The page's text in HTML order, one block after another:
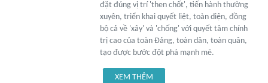
đặt đúng vị trí 'then chốt', tiến hành thường
xuyên, triển khai quyết liệt, toàn diện, đồng
bộ cả về 'xây' và 'chống' với quyết tâm chính
trị cao của toàn Đảng, toàn dân, toàn quân,
tạo được bước đột phá mạnh mẽ.
XEM THÊM